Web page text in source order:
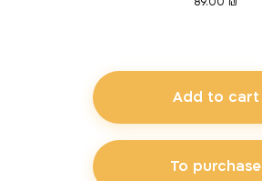
Add to cart
To purchase